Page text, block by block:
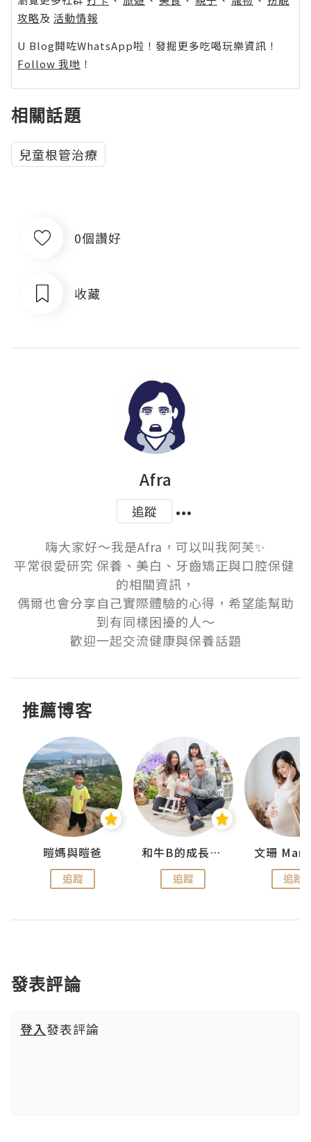
攻略及 活動情報
U Blog開咗WhatsApp啦！發掘更多吃喝玩樂資訊！
Follow 我哋 ！
相關話題
兒童根管治療
0個讚好
收藏
Afra
追蹤
嗨大家好～我是Afra，可以叫我阿芙✨
平常很愛研究 保養、美白、牙齒矯正與口腔保健
的相關資訊，
偶爾也會分享自己實際體驗的心得，希望能幫助
到有同樣困擾的人～
歡迎一起交流健康與保養話題
推薦博客
暟媽與暟爸
追蹤
和牛B的成長日記
追蹤
文珊
追蹤
發表評論
登入發表評論